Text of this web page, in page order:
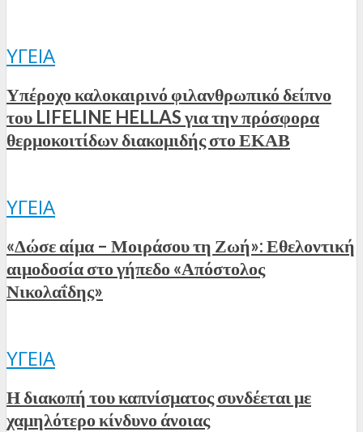
ΥΓΕΊΑ
Υπέροχο καλοκαιρινό φιλανθρωπικό δείπνο
του LIFELINE HELLAS για την πρόσφορα
θερμοκοιτίδων διακομιδής στο ΕΚΑΒ
ΥΓΕΊΑ
«Δώσε αίμα – Μοιράσου τη Ζωή»: Εθελοντική
αιμοδοσία στο γήπεδο «Απόστολος
Νικολαΐδης»
ΥΓΕΊΑ
Η διακοπή του καπνίσματος συνδέεται με
χαμηλότερο κίνδυνο άνοιας